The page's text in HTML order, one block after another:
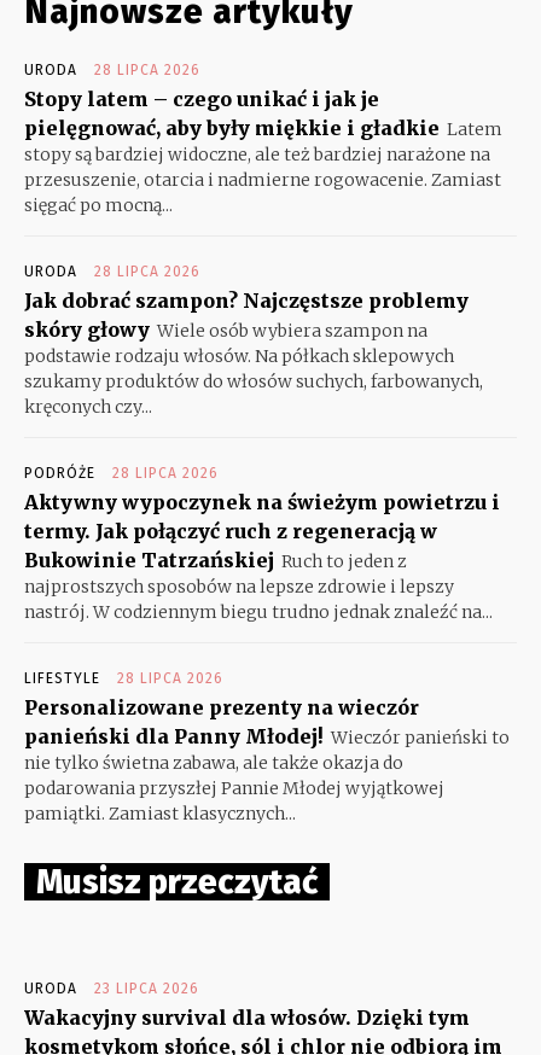
Najnowsze artykuły
URODA 28 LIPCA 2026
Stopy latem – czego unikać i jak je
pielęgnować, aby były miękkie i gładkie Latem
stopy są bardziej widoczne, ale też bardziej narażone na
przesuszenie, otarcia i nadmierne rogowacenie. Zamiast
sięgać po mocną...
URODA 28 LIPCA 2026
Jak dobrać szampon? Najczęstsze problemy
skóry głowy Wiele osób wybiera szampon na
podstawie rodzaju włosów. Na półkach sklepowych
szukamy produktów do włosów suchych, farbowanych,
kręconych czy...
PODRÓŻE 28 LIPCA 2026
Aktywny wypoczynek na świeżym powietrzu i
termy. Jak połączyć ruch z regeneracją w
Bukowinie Tatrzańskiej Ruch to jeden z
najprostszych sposobów na lepsze zdrowie i lepszy
nastrój. W codziennym biegu trudno jednak znaleźć na...
LIFESTYLE 28 LIPCA 2026
Personalizowane prezenty na wieczór
panieński dla Panny Młodej! Wieczór panieński to
nie tylko świetna zabawa, ale także okazja do
podarowania przyszłej Pannie Młodej wyjątkowej
pamiątki. Zamiast klasycznych...
Musisz przeczytać
URODA 23 LIPCA 2026
Wakacyjny survival dla włosów. Dzięki tym
kosmetykom słońce, sól i chlor nie odbiorą im